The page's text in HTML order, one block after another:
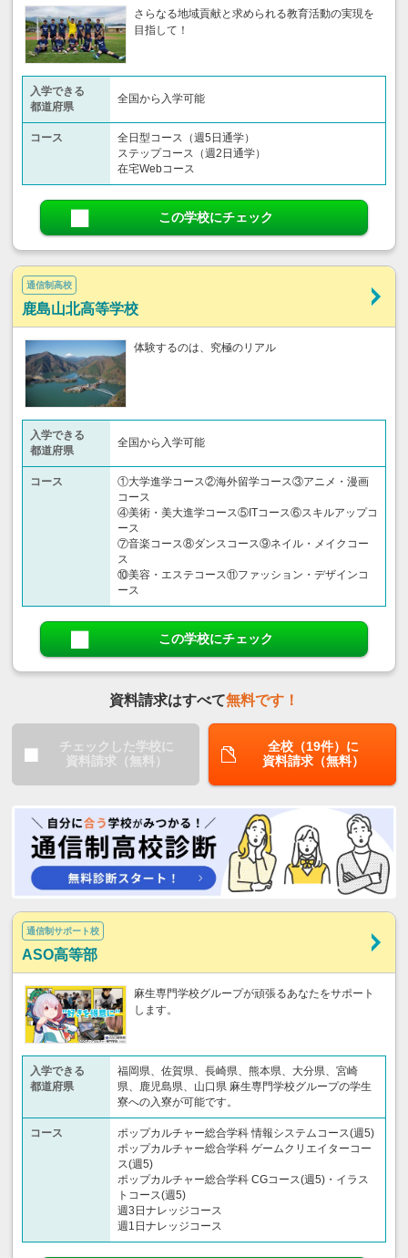
さらなる地域貢献と求められる教育活動の実現を
目指して！
入学できる
都道府県
全国から入学可能
コース
全日型コース（週5日通学）
ステップコース（週2日通学）
在宅Webコース
この学校にチェック
通信制高校
鹿島山北高等学校
体験するのは、究極のリアル
入学できる
都道府県
全国から入学可能
コース
①大学進学コース②海外留学コース③アニメ・漫画
コース
④美術・美大進学コース⑤ITコース⑥スキルアップコ
ース
⑦音楽コース⑧ダンスコース⑨ネイル・メイクコー
ス
⑩美容・エステコース⑪ファッション・デザインコ
ース
この学校にチェック
資料請求はすべて無料です！
チェックした学校に
資料請求（無料）
全校（19件）に
資料請求（無料）
通信制サポート校
ASO高等部
麻生専門学校グループが頑張るあなたをサポート
します。
入学できる
都道府県
福岡県、佐賀県、長崎県、熊本県、大分県、宮崎
県、鹿児島県、山口県 麻生専門学校グループの学生
寮への入寮が可能です。
コース
ポップカルチャー総合学科 情報システムコース(週5)
ポップカルチャー総合学科 ゲームクリエイターコー
ス(週5)
ポップカルチャー総合学科 CGコース(週5)・イラス
トコース(週5)
週3日ナレッジコース
週1日ナレッジコース